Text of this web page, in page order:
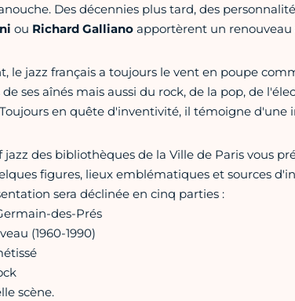
Des décennies plus tard, des
ou Richard Galliano apportèrent un renouveau
le jazz français a toujours le vent en poupe
ses aînés mais aussi du rock, de la pop, de
en quête d'inventivité, il témoigne d'une
jazz des bibliothèques de la Ville de Paris vous
figures, lieux emblématiques et sources
sera déclinée en cinq parties :
des-Prés
(1960-1990)
scène.